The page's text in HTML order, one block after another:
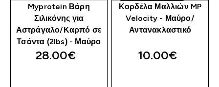
Myprotein Βάρη
Σιλικόνης για
Αστράγαλο/Καρπό σε
Τσάντα (2lbs) - Μαύρο
28.00€‎
Κορδέλα Μαλλιών MP
Velocity - Μαύρο/
Αντανακλαστικό
10.00€‎